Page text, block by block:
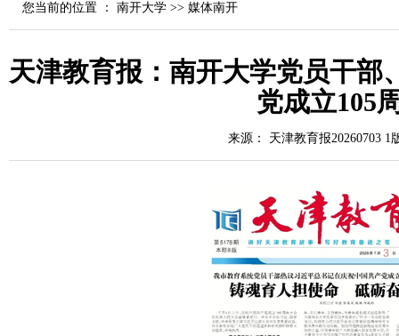
您当前的位置 ： 南开大学 >> 媒体南开
天津教育报：南开大学党员干部
党成立105
来源： 天津教育报20260703 1